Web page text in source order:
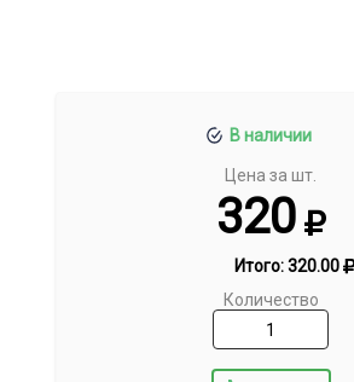
В наличии
Цена за шт.
320
Итого:320.00
Количество